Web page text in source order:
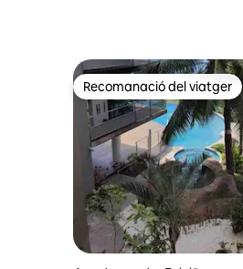
Recomanació del viatger
Recomanació del viatger